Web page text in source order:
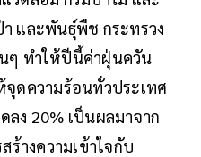
และพันธุ์พืช กระทรวง
ๆ ทำให้ปีนี้ค่าฝุ่นควัน
จุดความร้อนทั่วประเทศ
ง 20% เป็นผลมาจาก
ร้างความเข้าใจกับ